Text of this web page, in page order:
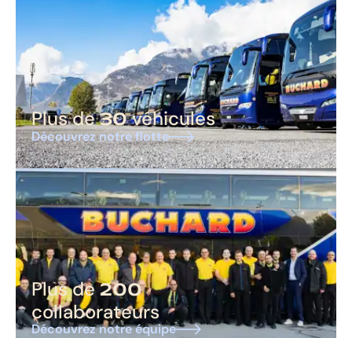
Plus de30véhicules
Découvrez notre flotte
Plus de200
collaborateurs
Découvrez notre équipe